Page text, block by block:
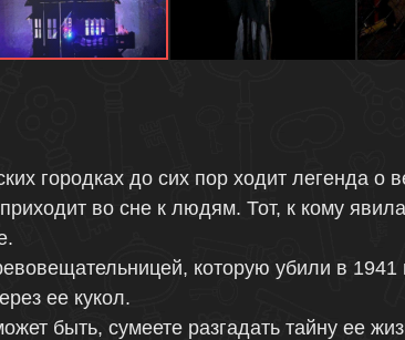
городках до сих пор ходит легенда
во сне к людям. Тот, к кому
которую убили в
ее кукол.
быть, сумеете разгадать тайну ее